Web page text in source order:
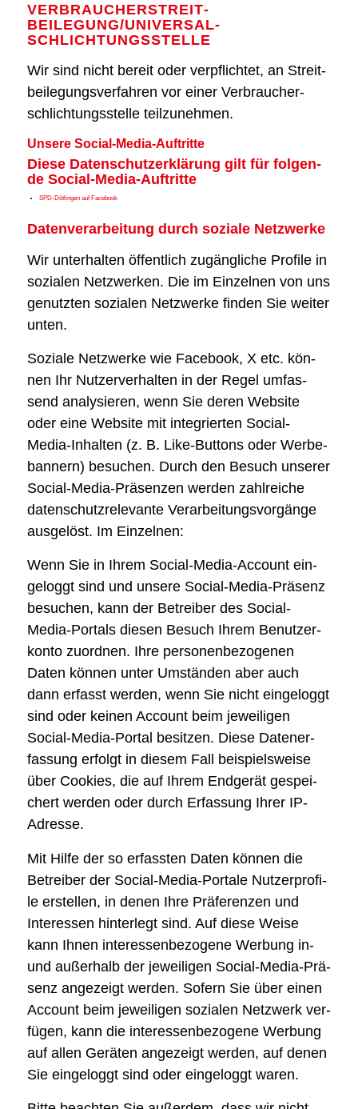
VERBRAUCHER­STREIT­
BEILEGUNG/UNIVERSAL­
SCHLICHTUNGS­STELLE
Wir sind nicht bereit oder ver­pflich­tet, an Streit­
bei­le­gungs­ver­fah­ren vor einer Ver­brau­cher­
schlich­tungs­stel­le teil­zu­neh­men.
Unse­re Social-Media-Auf­trit­te
Die­se Daten­schutz­er­klä­rung gilt für fol­gen­
de Social-Media-Auf­trit­te
SPD-Döt­lin­gen auf Face­book
Daten­ver­ar­bei­tung durch sozia­le Netz­wer­ke
Wir unter­hal­ten öffent­lich zugäng­li­che Pro­fi­le in
sozia­len Netz­wer­ken. Die im Ein­zel­nen von uns
genutz­ten sozia­len Netz­wer­ke fin­den Sie wei­ter
unten.
Sozia­le Netz­wer­ke wie Face­book, X etc. kön­
nen Ihr Nut­zer­ver­hal­ten in der Regel umfas­
send ana­ly­sie­ren, wenn Sie deren Web­site
oder eine Web­site mit inte­grier­ten Social-
Media-Inhal­ten (z. B. Like-But­tons oder Wer­be­
ban­nern) besu­chen. Durch den Besuch unse­rer
Social-Media-Prä­sen­zen wer­den zahl­rei­che
daten­schutz­re­le­van­te Ver­ar­bei­tungs­vor­gän­ge
aus­ge­löst. Im Ein­zel­nen:
Wenn Sie in Ihrem Social-Media-Account ein­
ge­loggt sind und unse­re Social-Media-Prä­senz
besu­chen, kann der Betrei­ber des Social-
Media-Por­tals die­sen Besuch Ihrem Benut­zer­
kon­to zuord­nen. Ihre per­so­nen­be­zo­ge­nen
Daten kön­nen unter Umstän­den aber auch
dann erfasst wer­den, wenn Sie nicht ein­ge­loggt
sind oder kei­nen Account beim jewei­li­gen
Social-Media-Por­tal besit­zen. Die­se Daten­er­
fas­sung erfolgt in die­sem Fall bei­spiels­wei­se
über Coo­kies, die auf Ihrem End­ge­rät gespei­
chert wer­den oder durch Erfas­sung Ihrer IP-
Adres­se.
Mit Hil­fe der so erfass­ten Daten kön­nen die
Betrei­ber der Social-Media-Por­ta­le Nut­zer­pro­fi­
le erstel­len, in denen Ihre Prä­fe­ren­zen und
Inter­es­sen hin­ter­legt sind. Auf die­se Wei­se
kann Ihnen inter­es­sen­be­zo­ge­ne Wer­bung in-
und außer­halb der jewei­li­gen Social-Media-Prä­
senz ange­zeigt wer­den. Sofern Sie über einen
Account beim jewei­li­gen sozia­len Netz­werk ver­
fü­gen, kann die inter­es­sen­be­zo­ge­ne Wer­bung
auf allen Gerä­ten ange­zeigt wer­den, auf denen
Sie ein­ge­loggt sind oder ein­ge­loggt waren.